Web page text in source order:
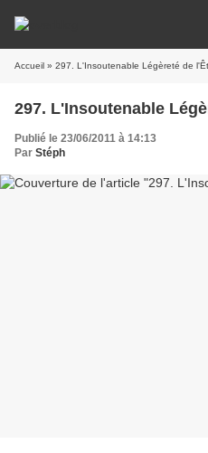
Accueil » 297. L'Insoutenable Légèreté de
297. L'Insoutenable
Publié le 23/06/2011 à 14:13
Par Stéph